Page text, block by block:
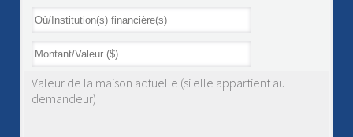
Valeur de la maison actuelle (si elle appartient au
demandeur)